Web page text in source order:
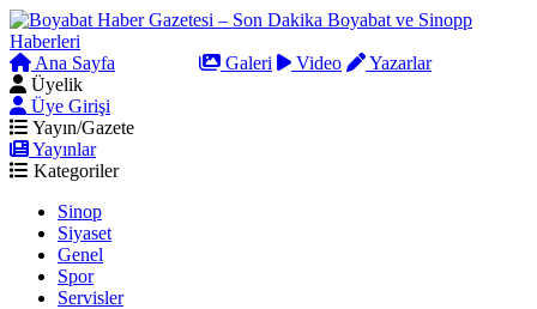
Ana Sayfa Galeri Video
Yazarlar
Üyelik
Üye Girişi
Yayın/Gazete
Yayınlar
Kategoriler
Sinop
Siyaset
Genel
Spor
Servisler